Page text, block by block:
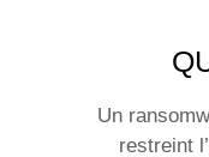
Un
restreint